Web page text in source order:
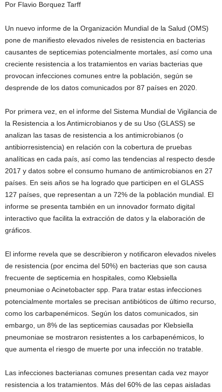
Por Flavio Borquez Tarff
Un nuevo informe de la Organización Mundial de la Salud (OMS)
pone de manifiesto elevados niveles de resistencia en bacterias
causantes de septicemias potencialmente mortales, así como una
creciente resistencia a los tratamientos en varias bacterias que
provocan infecciones comunes entre la población, según se
desprende de los datos comunicados por 87 países en 2020.
Por primera vez, en el informe del Sistema Mundial de Vigilancia de
la Resistencia a los Antimicrobianos y de su Uso (GLASS) se
analizan las tasas de resistencia a los antimicrobianos (o
antibiorresistencia) en relación con la cobertura de pruebas
analíticas en cada país, así como las tendencias al respecto desde
2017 y datos sobre el consumo humano de antimicrobianos en 27
países. En seis años se ha logrado que participen en el GLASS
127 países, que representan a un 72% de la población mundial. El
informe se presenta también en un innovador formato digital
interactivo que facilita la extracción de datos y la elaboración de
gráficos.
El informe revela que se describieron y notificaron elevados niveles
de resistencia (por encima del 50%) en bacterias que son causa
frecuente de septicemia en hospitales, como Klebsiella
pneumoniae o Acinetobacter spp. Para tratar estas infecciones
potencialmente mortales se precisan antibióticos de último recurso,
como los carbapenémicos. Según los datos comunicados, sin
embargo, un 8% de las septicemias causadas por Klebsiella
pneumoniae se mostraron resistentes a los carbapenémicos, lo
que aumenta el riesgo de muerte por una infección no tratable.
Las infecciones bacterianas comunes presentan cada vez mayor
resistencia a los tratamientos. Más del 60% de las cepas aisladas